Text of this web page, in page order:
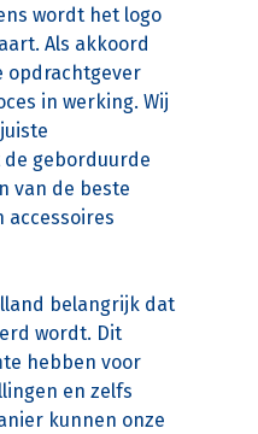
wordt het logo
Als akkoord
opdrachtgever
in werking. Wij
geborduurde
van de beste
accessoires
belangrijk dat
wordt. Dit
hebben voor
en zelfs
kunnen onze